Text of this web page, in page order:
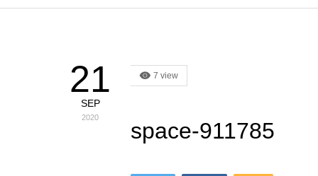
21
SEP
2020
7 view
space-911785